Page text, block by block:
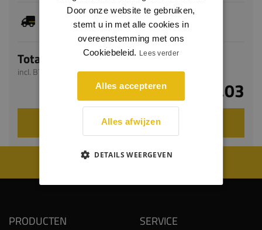
Dit artikel is voorradig, de verwachte levertijd
bedraagt 1-3 werkdagen
Totaal
incl. BTW
€ 205,03
VOEG TOE AAN WINKELWAGEN
WIJ WORDEN BEOORDEELD MET EEN 8.8
PRODUCTEN SERVICE
Door onze website te gebruiken,
stemt u in met alle cookies in
overeenstemming met ons
Cookiebeleid. Lees verder
Alles accepteren
Alles afwijzen
DETAILS WEERGEVEN